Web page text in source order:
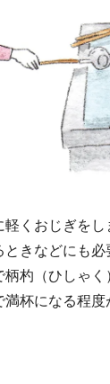
くおじぎをし
きなどにも必
杓（ひしゃく
満杯になる程